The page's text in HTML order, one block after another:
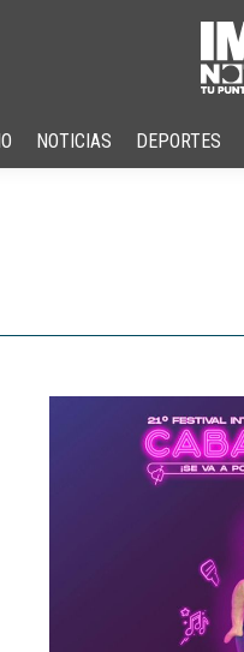
NOTICIAS DEPORTES